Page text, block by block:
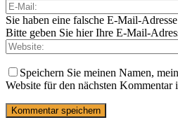
Sie haben eine falsche E-Mail-
Bitte geben Sie hier Ihre E-Mail-
Speichern Sie meinen Namen,
Website für den nächsten Kommentar